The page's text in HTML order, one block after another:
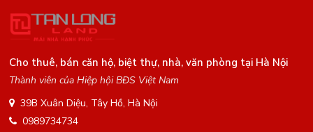
Cho thuê, bán căn hộ, biệt thự, nhà, văn phòng tại Hà Nội
Thành viên của Hiệp hội BĐS Việt Nam
39B Xuân Diệu, Tây Hồ, Hà Nội
0989734734